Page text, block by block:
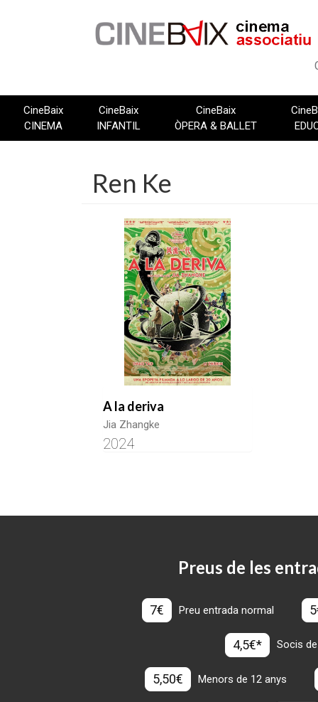
CineBaix
CINEMA
CineBaix
INFANTIL
CineBaix
ÒPERA & BALLET
Ren Ke
A la deriva
Jia Zhangke
2024
Preus de les
7€ Preu entrada normal
4,5€* Socis
5,50€ Menors de 12 anys